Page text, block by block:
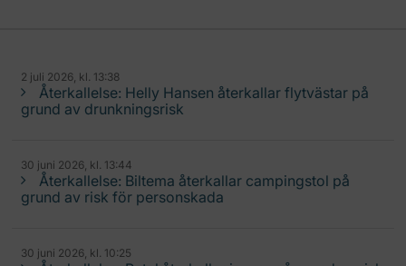
2 juli 2026, kl. 13:38
Återkallelse: Helly Hansen återkallar flytvästar på
grund av drunkningsrisk
30 juni 2026, kl. 13:44
Återkallelse: Biltema återkallar campingstol på
grund av risk för personskada
30 juni 2026, kl. 10:25